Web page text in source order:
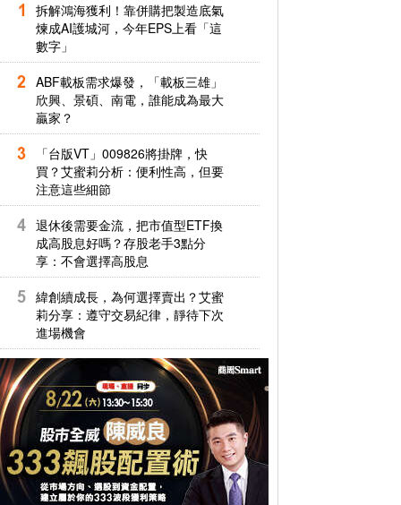
拆解鴻海獲利！靠併購把製造底氣
煉成AI護城河，今年EPS上看「這
數字」
ABF載板需求爆發，「載板三雄」
欣興、景碩、南電，誰能成為最大
贏家？
「台版VT」009826將掛牌，快
買？艾蜜莉分析：便利性高，但要
注意這些細節
退休後需要金流，把市值型ETF換
成高股息好嗎？存股老手3點分
享：不會選擇高股息
緯創續成長，為何選擇賣出？艾蜜
莉分享：遵守交易紀律，靜待下次
進場機會